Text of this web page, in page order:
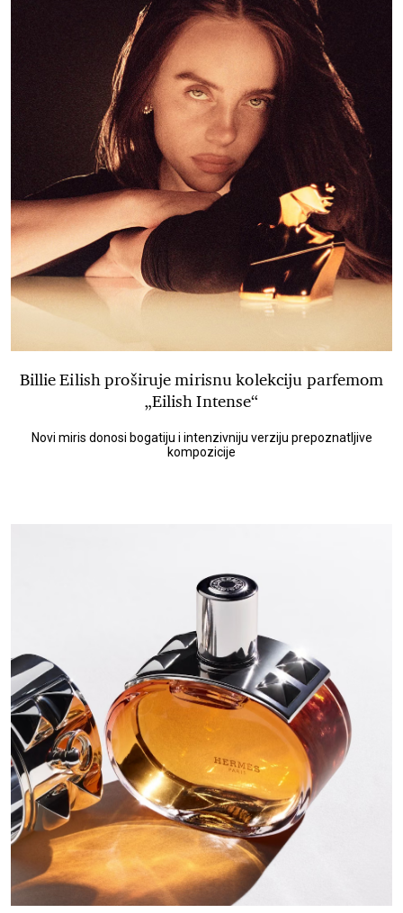
Billie Eilish proširuje mirisnu kolekciju parfemom
„Eilish Intense“
Novi miris donosi bogatiju i intenzivniju verziju prepoznatljive
kompozicije